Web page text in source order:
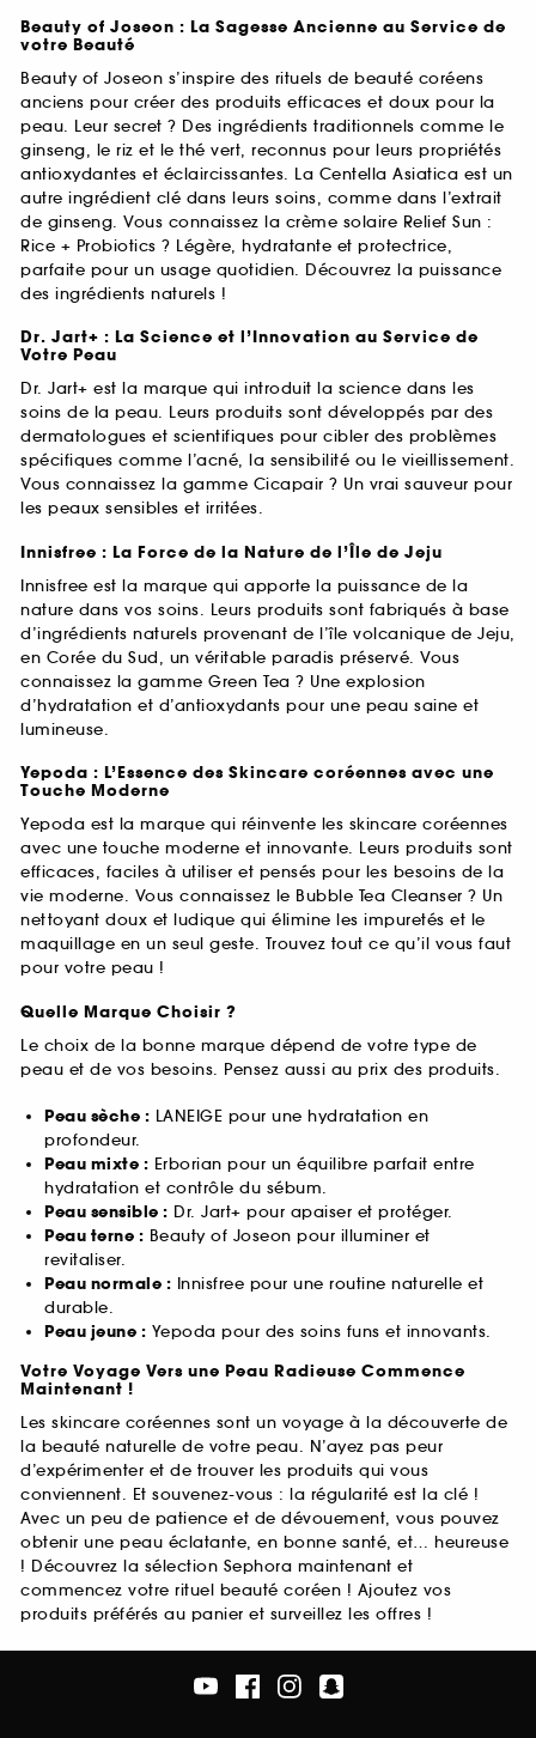
Beauty of Joseon : La Sagesse Ancienne au Service de
votre Beauté
Beauty of Joseon s’inspire des rituels de beauté coréens
anciens pour créer des produits efficaces et doux pour la
peau. Leur secret ? Des ingrédients traditionnels comme le
ginseng, le riz et le thé vert, reconnus pour leurs propriétés
antioxydantes et éclaircissantes. La Centella Asiatica est un
autre ingrédient clé dans leurs soins, comme dans l’extrait
de ginseng. Vous connaissez la crème solaire Relief Sun :
Rice + Probiotics ? Légère, hydratante et protectrice,
parfaite pour un usage quotidien. Découvrez la puissance
des ingrédients naturels !
Dr. Jart+ : La Science et l’Innovation au Service de
Votre Peau
Dr. Jart+ est la marque qui introduit la science dans les
soins de la peau. Leurs produits sont développés par des
dermatologues et scientifiques pour cibler des problèmes
spécifiques comme l’acné, la sensibilité ou le vieillissement.
Vous connaissez la gamme Cicapair ? Un vrai sauveur pour
les peaux sensibles et irritées.
Innisfree : La Force de la Nature de l’Île de Jeju
Innisfree est la marque qui apporte la puissance de la
nature dans vos soins. Leurs produits sont fabriqués à base
d’ingrédients naturels provenant de l’île volcanique de Jeju,
en Corée du Sud, un véritable paradis préservé. Vous
connaissez la gamme Green Tea ? Une explosion
d’hydratation et d’antioxydants pour une peau saine et
lumineuse.
Yepoda : L’Essence des Skincare coréennes avec une
Touche Moderne
Yepoda est la marque qui réinvente les skincare coréennes
avec une touche moderne et innovante. Leurs produits sont
efficaces, faciles à utiliser et pensés pour les besoins de la
vie moderne. Vous connaissez le Bubble Tea Cleanser ? Un
nettoyant doux et ludique qui élimine les impuretés et le
maquillage en un seul geste. Trouvez tout ce qu’il vous faut
pour votre peau !
Quelle Marque Choisir ?
Le choix de la bonne marque dépend de votre type de
peau et de vos besoins. Pensez aussi au prix des produits.
Peau sèche : LANEIGE pour une hydratation en
profondeur.
Peau mixte : Erborian pour un équilibre parfait entre
hydratation et contrôle du sébum.
Peau sensible : Dr. Jart+ pour apaiser et protéger.
Peau terne : Beauty of Joseon pour illuminer et
revitaliser.
Peau normale : Innisfree pour une routine naturelle et
durable.
Peau jeune : Yepoda pour des soins funs et innovants.
Votre Voyage Vers une Peau Radieuse Commence
Maintenant !
Les skincare coréennes sont un voyage à la découverte de
la beauté naturelle de votre peau. N’ayez pas peur
d’expérimenter et de trouver les produits qui vous
conviennent. Et souvenez-vous : la régularité est la clé !
Avec un peu de patience et de dévouement, vous pouvez
obtenir une peau éclatante, en bonne santé, et… heureuse
! Découvrez la sélection Sephora maintenant et
commencez votre rituel beauté coréen ! Ajoutez vos
produits préférés au panier et surveillez les offres !